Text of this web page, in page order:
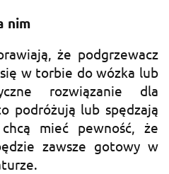
nim
że podgrzewacz
w torbie do wózka lub
rozwiązanie dla
podróżują lub spędzają
mieć pewność, że
zawsze gotowy w